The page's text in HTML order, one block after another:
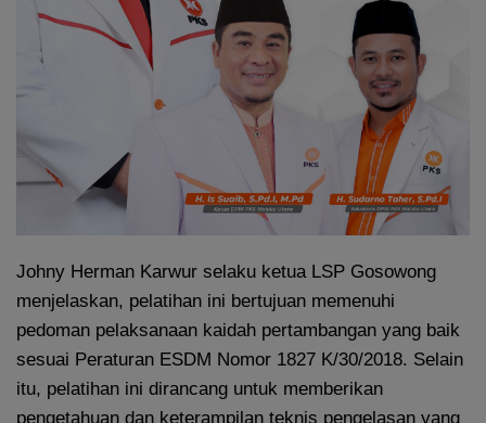
Johny Herman Karwur selaku ketua LSP Gosowong
menjelaskan, pelatihan ini bertujuan memenuhi
pedoman pelaksanaan kaidah pertambangan yang baik
sesuai Peraturan ESDM Nomor 1827 K/30/2018. Selain
itu, pelatihan ini dirancang untuk memberikan
pengetahuan dan keterampilan teknis pengelasan yang